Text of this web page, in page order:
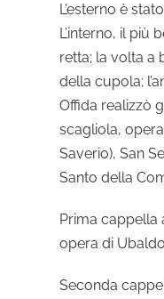
L’esterno è
L’interno, il più
retta; la volta a
della cupola;
Offida realizzò
scagliola,
Saverio), San
Santo della
Prima cappella
opera di
Seconda